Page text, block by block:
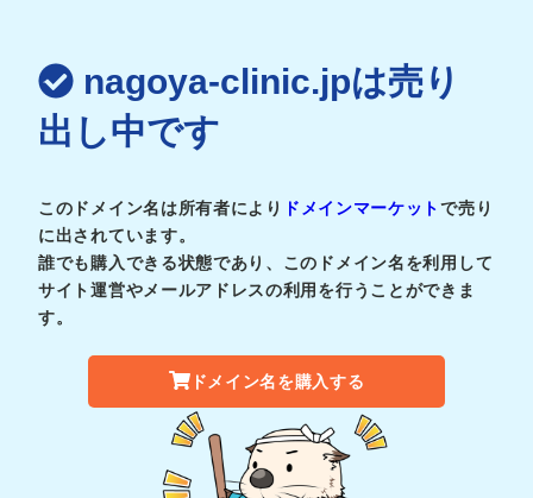
nagoya-clinic.jpは売り
出し中です
このドメイン名は所有者により ドメインマーケットで売り
に出されています。
誰でも購入できる状態であり、このドメイン名を利用して
サイト運営やメールアドレスの利用を行うことができま
す。
ドメイン名を購入する